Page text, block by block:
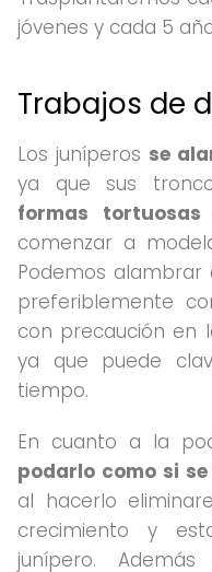
jóvenes y cada 5
Trabajos de
Los juníperos se
ya que sus
formas tortuosas
comenzar a
Podemos alambrar
preferiblemente
con precaución en
ya que puede
tiempo.
En cuanto a la
podarlo como si
al hacerlo
crecimiento y
junípero.